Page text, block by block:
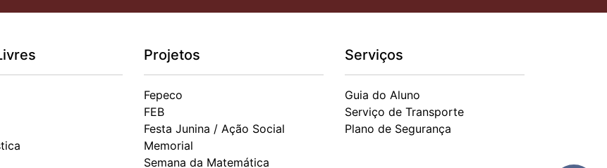
Projetos
Fepeco
FEB
Festa Junina / Ação Social
Memorial
Semana da Matemática
Serviços
Guia do Aluno
Serviço de Transporte
Plano de Segurança